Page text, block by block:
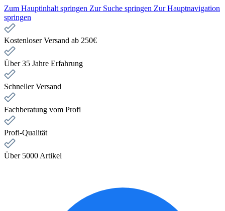
Zum Hauptinhalt springen Zur Suche springen Zur Hauptnavigation
springen
Kostenloser Versand ab 250€
Über 35 Jahre Erfahrung
Schneller Versand
Fachberatung vom Profi
Profi-Qualität
Über 5000 Artikel